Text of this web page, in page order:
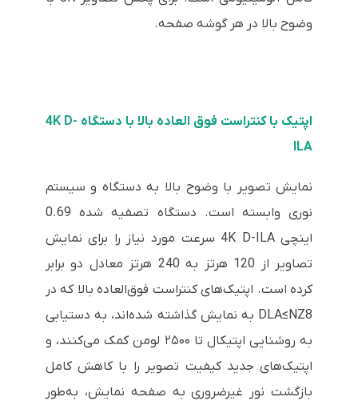
وضوح بالا در هر گوشه صفحه.
اپتیک با کنتراست فوق العاده بالا با دستگاه 4K D-
ILA
نمایش تصویر با وضوح بالا به دستگاه و سیستم
نوری وابسته است. دستگاه تصفیه شده 0.69
اینچی 4K D-ILA سرعت مورد نیاز را برای نمایش
تصاویر از 120 هرتز به 240 هرتز معادل دو برابر
کرده است. اپتیک‌های کنتراست فوق‌العاده بالا که در
DLA≤NZ8 به نمایش گذاشته شده‌اند، به دستیابی
به روشنایی اپتیکال تا ۲۵۰۰ لومن کمک می‌کنند، و
اپتیک‌های جدید کیفیت تصویر را با کاهش کامل
بازگشت نور غیرضروری به صفحه نمایش، به‌طور